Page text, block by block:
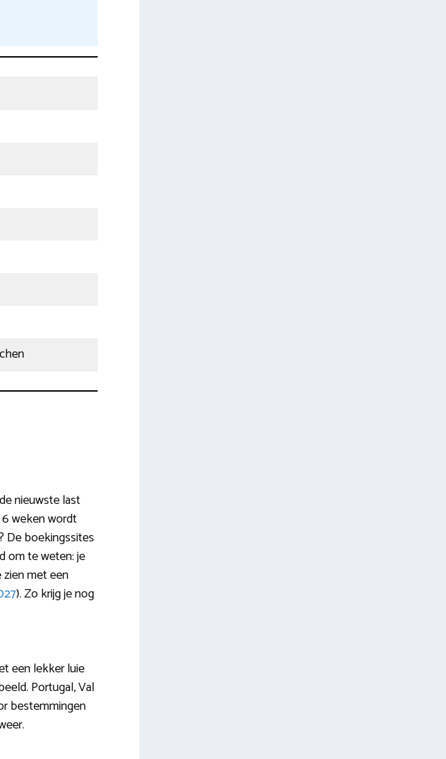
nieuwste last
weken wordt
De boekingssites
om te weten: je
met een
). Zo krijg je nog
een lekker luie
Portugal, Val
bestemmingen